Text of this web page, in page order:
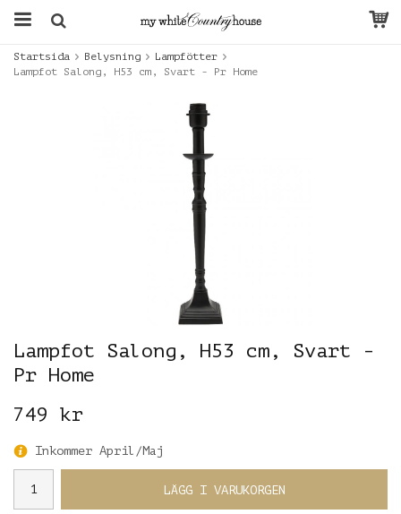
Startsida Belysning
Lampfötter
Lampfot Salong, H53 cm, Svart - Pr Home
Lampfot Salong, H53 cm, Svart -
Pr Home
749 kr
Inkommer April/Maj
LÄGG I VARUKORGEN